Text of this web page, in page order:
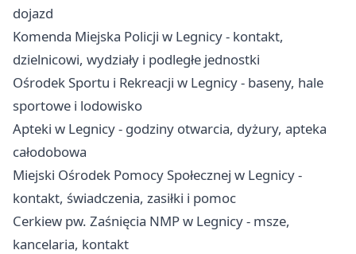
dojazd
Komenda Miejska Policji w Legnicy - kontakt,
dzielnicowi, wydziały i podległe jednostki
Ośrodek Sportu i Rekreacji w Legnicy - baseny, hale
sportowe i lodowisko
Apteki w Legnicy - godziny otwarcia, dyżury, apteka
całodobowa
Miejski Ośrodek Pomocy Społecznej w Legnicy -
kontakt, świadczenia, zasiłki i pomoc
Cerkiew pw. Zaśnięcia NMP w Legnicy - msze,
kancelaria, kontakt